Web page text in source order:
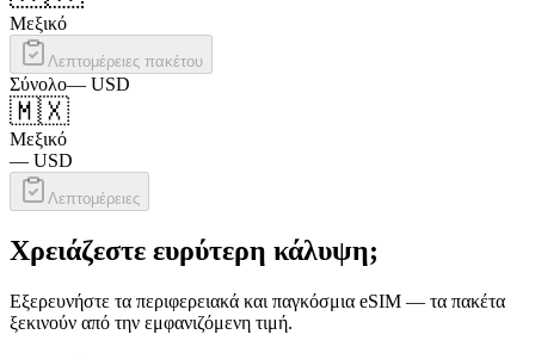
Μεξικό
Λεπτομέρειες πακέτου
Σύνολο— USD
🇲🇽
Μεξικό
— USD
Λεπτομέρειες
Χρειάζεστε ευρύτερη κάλυψη;
Εξερευνήστε τα περιφερειακά και παγκόσμια eSIM — τα πακέτα
ξεκινούν από την εμφανιζόμενη τιμή.